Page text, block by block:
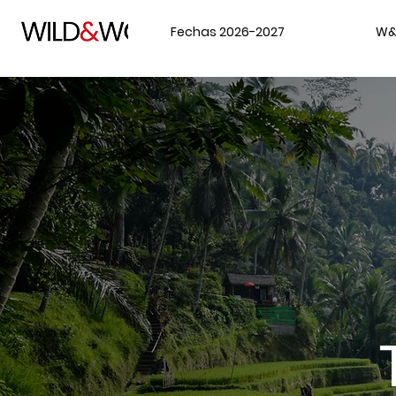
Fechas 2026-2027